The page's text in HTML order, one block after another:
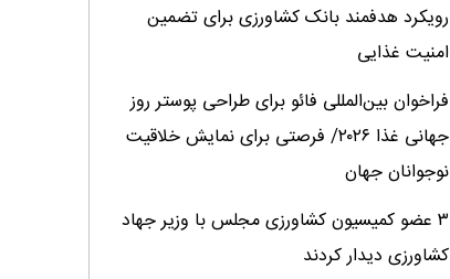
رویکرد هدفمند بانک کشاورزی برای تضمین
امنیت غذایی
فراخوان بین‌المللی فائو برای طراحی پوستر روز
جهانی غذا ۲۰۲۶/ فرصتی برای نمایش خلاقیت
نوجوانان جهان
۳ عضو کمیسیون کشاورزی مجلس با وزیر جهاد
کشاورزی دیدار کردند